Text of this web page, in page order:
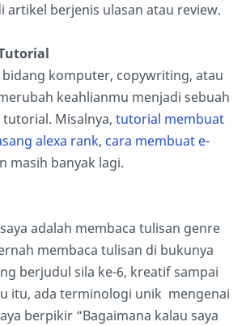
artikel berjenis ulasan atau review.
bidang komputer, copywriting, atau
keahlianmu menjadi sebuah
Misalnya, tutorial membuat
alexa rank, cara membuat e-
masih banyak lagi.
adalah membaca tulisan genre
membaca tulisan di bukunya
berjudul sila ke-6, kreatif sampai
itu, ada terminologi unik mengenai
berpikir “Bagaimana kalau saya